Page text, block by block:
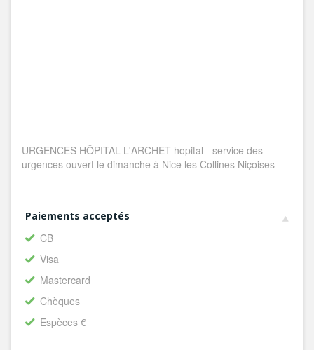
URGENCES HÔPITAL L'ARCHET hopital - service des
urgences ouvert le dimanche à Nice les Collines Niçoises
Paiements acceptés
CB
Visa
Mastercard
Chèques
Espèces €